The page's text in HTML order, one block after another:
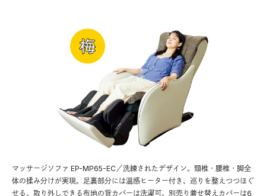
マッサージソファ EP-MP65-EC／洗練されたデザイン。頸椎・腰椎・脚全
体の揉み分けが実現。足裏部分には温感ヒーター付き、巡りを整えつつほぐ
せる。取り外しできる布地の背カバーは洗濯可。別売り着せ替えカバーは6